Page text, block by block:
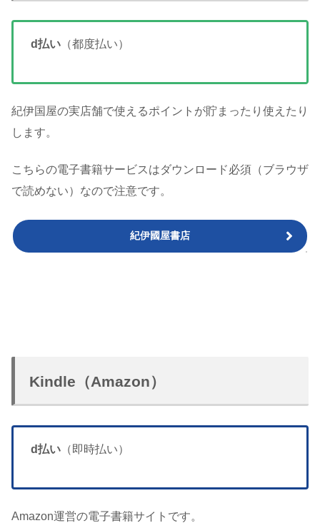
d払い （都度払い）
紀伊国屋の実店舗で使えるポイントが貯まったり使えたり
します。
こちらの電子書籍サービスはダウンロード必須（ブラウザ
で読めない）なので注意です。
紀伊國屋書店
Kindle（Amazon）
d払い （即時払い）
Amazon運営の電子書籍サイトです。